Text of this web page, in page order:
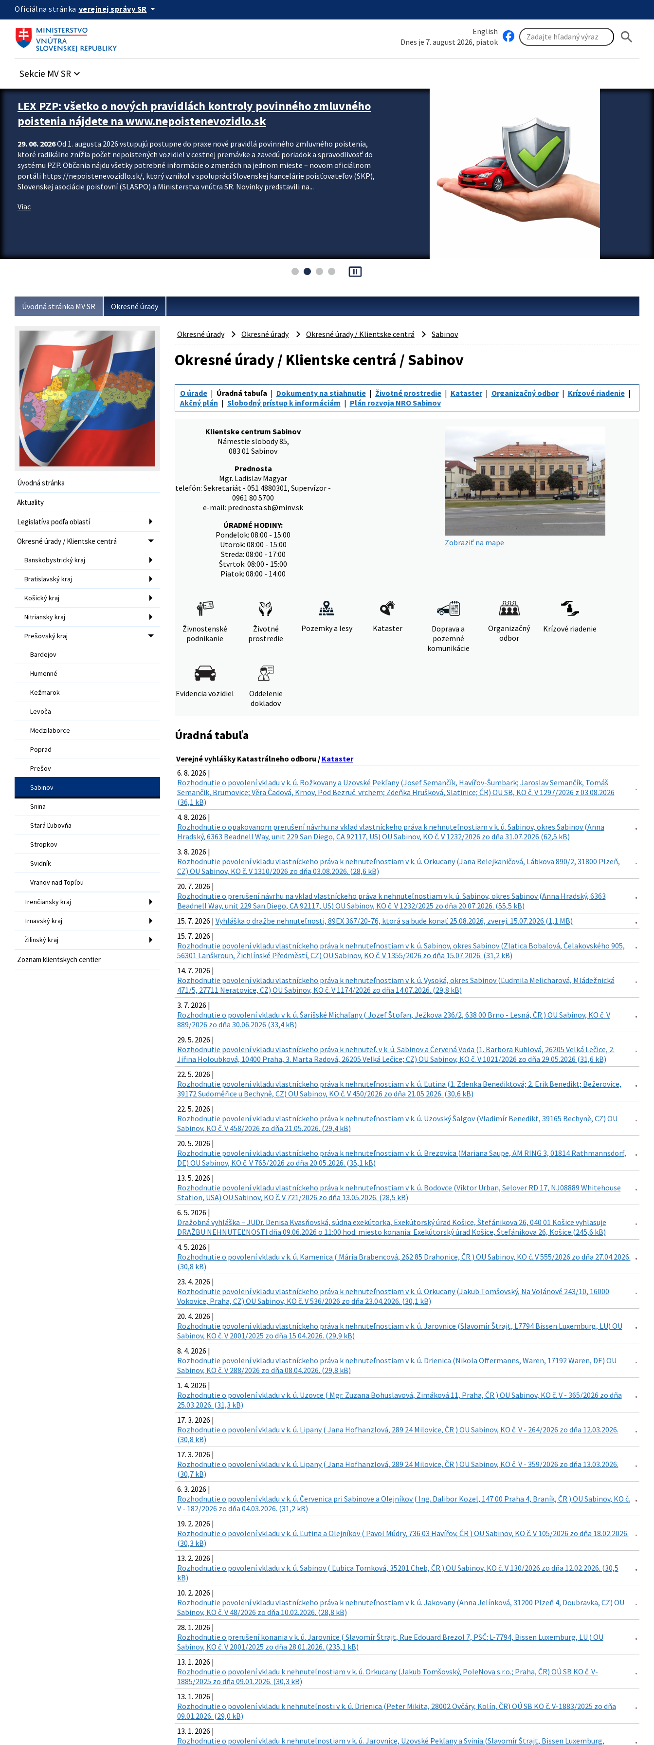
Preskocit na hlavný obsah
Oficiálna stránka verejnej správy SR arrow_drop_down
English
Dnes je 7. august 2026, piatok
search
Sekcie MV SR keyboard_arrow_down
Zastavit automatický posun upútavok
LEX PZP: všetko o nových pravidlách kontroly povinného zmluvného
poistenia nájdete na www.nepoistenevozidlo.sk
29. 06. 2026Od 1. augusta 2026 vstupujú postupne do praxe nové pravidlá povinného zmluvného poistenia,
ktoré radikálne znížia počet nepoistených vozidiel v cestnej premávke a zavedú poriadok a spravodlivosť do
systému PZP. Občania nájdu všetky potrebné informácie o zmenách na jednom mieste – novom oficiálnom
portáli https://nepoistenevozidlo.sk/, ktorý vznikol v spolupráci Slovenskej kancelárie poisťovateľov (SKP),
Slovenskej asociácie poisťovní (SLASPO) a Ministerstva vnútra SR. Novinky predstavili na...
Viac
pause_presentation
Úvodná stránka MV SR Okresné úrady
Úvodná stránka
Aktuality
Legislatíva podľa oblastí
Okresné úrady / Klientske centrá
Banskobystrický kraj
Bratislavský kraj
Košický kraj
Nitriansky kraj
Prešovský kraj
Bardejov
Humenné
Kežmarok
Levoča
Medzilaborce
Poprad
Prešov
Sabinov
Snina
Stará Ľubovňa
Stropkov
Svidník
Vranov nad Topľou
Trenčiansky kraj
Trnavský kraj
Žilinský kraj
Zoznam klientskych centier
Okresné úrady Okresné úrady Okresné úrady / Klientske centrá Sabinov
Okresné úrady / Klientske centrá / Sabinov
O úrade Úradná tabuľa Dokumenty na stiahnutie Životné prostredie Kataster Organizačný odbor
Krízové riadenie
Akčný plán
Slobodný prístup k informáciám Plán rozvoja NRO Sabinov
Klientske centrum Sabinov
Námestie slobody 85,
083 01 Sabinov
Prednosta
Mgr. Ladislav Magyar
telefón: Sekretariát - 051 4880301, Supervízor -
0961 80 5700
e-mail: prednosta.sb@minv.sk
ÚRADNÉ HODINY:
Pondelok: 08:00 - 15:00
Utorok: 08:00 - 15:00
Streda: 08:00 - 17:00
Štvrtok: 08:00 - 15:00
Piatok: 08:00 - 14:00
Zobraziť na mape
Živnostenské
podnikanie
Životné
prostredie
Pozemky a lesy Kataster
Doprava a
pozemné
komunikácie
Organizačný
odbor
Krízové riadenie
Evidencia vozidiel
Oddelenie
dokladov
Úradná tabuľa
Verejné vyhlášky Katastrálneho odboru / Kataster
6. 8. 2026 |
Rozhodnutie o povolení vkladu v k. ú. Rožkovany a Uzovské Pekľany (Josef Semančík, Havířov-Šumbark; Jaroslav Semančík, Tomáš
Semančik, Brumovice; Věra Čadová, Krnov, Pod Bezruč. vrchem; Zdeňka Hrušková, Slatinice; ČR) OU SB, KO č. V 1297/2026 z 03.08.2026
(36,1 kB)
4. 8. 2026 |
Rozhodnutie o opakovanom prerušení návrhu na vklad vlastníckeho práva k nehnuteľnostiam v k. ú. Sabinov, okres Sabinov (Anna
Hradský, 6363 Beadnell Way, unit 229 San Diego, CA 92117, US) OU Sabinov, KO č. V 1232/2026 zo dňa 31.07.2026 (62,5 kB)
3. 8. 2026 |
Rozhodnutie povolení vkladu vlastníckeho práva k nehnuteľnostiam v k. ú. Orkucany (Jana Belejkaničová, Lábkova 890/2, 31800 Plzeň,
CZ) OU Sabinov, KO č. V 1310/2026 zo dňa 03.08.2026. (28,6 kB)
20. 7. 2026 |
Rozhodnutie o prerušení návrhu na vklad vlastníckeho práva k nehnuteľnostiam v k. ú. Sabinov, okres Sabinov (Anna Hradský, 6363
Beadnell Way, unit 229 San Diego, CA 92117, US) OU Sabinov, KO č. V 1232/2025 zo dňa 20.07.2026. (55,5 kB)
15. 7. 2026 | Vyhláška o dražbe nehnuteľnosti, 89EX 367/20-76, ktorá sa bude konať 25.08.2026, zverej. 15.07.2026 (1,1 MB)
15. 7. 2026 |
Rozhodnutie povolení vkladu vlastníckeho práva k nehnuteľnostiam v k. ú. Sabinov, okres Sabinov (Zlatica Bobalová, Čelakovského 905,
56301 Lanškroun, Žichlínské Předměstí, CZ) OU Sabinov, KO č. V 1355/2026 zo dňa 15.07.2026. (31,2 kB)
14. 7. 2026 |
Rozhodnutie povolení vkladu vlastníckeho práva k nehnuteľnostiam v k. ú. Vysoká, okres Sabinov (Ľudmila Melicharová, Mládežnická
471/5, 27711 Neratovice, CZ) OU Sabinov, KO č. V 1174/2026 zo dňa 14.07.2026. (29,8 kB)
3. 7. 2026 |
Rozhodnutie o povolení vkladu v k. ú. Šarišské Michaľany ( Jozef Štofan, Ježkova 236/2, 638 00 Brno - Lesná, ČR ) OU Sabinov, KO č. V
889/2026 zo dňa 30.06.2026 (33,4 kB)
29. 5. 2026 |
Rozhodnutie povolení vkladu vlastníckeho práva k nehnuteľ. v k. ú. Sabinov a Červená Voda (1. Barbora Kublová, 26205 Velká Lečice, 2.
Jiřina Holoubková, 10400 Praha, 3. Marta Radová, 26205 Velká Lečice; CZ) OU Sabinov, KO č. V 1021/2026 zo dňa 29.05.2026 (31,6 kB)
22. 5. 2026 |
Rozhodnutie povolení vkladu vlastníckeho práva k nehnuteľnostiam v k. ú. Ľutina (1. Zdenka Benediktová; 2. Erik Benedikt; Bežerovice,
39172 Sudoměřice u Bechyně, CZ) OU Sabinov, KO č. V 450/2026 zo dňa 21.05.2026. (30,6 kB)
22. 5. 2026 |
Rozhodnutie povolení vkladu vlastníckeho práva k nehnuteľnostiam v k. ú. Uzovský Šalgov (Vladimír Benedikt, 39165 Bechyně, CZ) OU
Sabinov, KO č. V 458/2026 zo dňa 21.05.2026. (29,4 kB)
20. 5. 2026 |
Rozhodnutie povolení vkladu vlastníckeho práva k nehnuteľnostiam v k. ú. Brezovica (Mariana Saupe, AM RING 3, 01814 Rathmannsdorf,
DE) OU Sabinov, KO č. V 765/2026 zo dňa 20.05.2026. (35,1 kB)
13. 5. 2026 |
Rozhodnutie povolení vkladu vlastníckeho práva k nehnuteľnostiam v k. ú. Bodovce (Viktor Urban, Selover RD 17, NJ08889 Whitehouse
Station, USA) OU Sabinov, KO č. V 721/2026 zo dňa 13.05.2026. (28,5 kB)
6. 5. 2026 |
Dražobná vyhláška – JUDr. Denisa Kvasňovská, súdna exekútorka, Exekútorský úrad Košice, Štefánikova 26, 040 01 Košice vyhlasuje
DRAŽBU NEHNUTEĽNOSTI dňa 09.06.2026 o 11:00 hod. miesto konania: Exekútorský úrad Košice, Štefánikova 26, Košice (245,6 kB)
4. 5. 2026 |
Rozhodnutie o povolení vkladu v k. ú. Kamenica ( Mária Brabencová, 262 85 Drahonice, ČR ) OU Sabinov, KO č. V 555/2026 zo dňa 27.04.2026.
(30,8 kB)
23. 4. 2026 |
Rozhodnutie povolení vkladu vlastníckeho práva k nehnuteľnostiam v k. ú. Orkucany (Jakub Tomšovský, Na Volánové 243/10, 16000
Vokovice, Praha, CZ) OU Sabinov, KO č. V 536/2026 zo dňa 23.04.2026. (30,1 kB)
20. 4. 2026 |
Rozhodnutie povolení vkladu vlastníckeho práva k nehnuteľnostiam v k. ú. Jarovnice (Slavomír Štrajt, L7794 Bissen Luxemburg, LU) OU
Sabinov, KO č. V 2001/2025 zo dňa 15.04.2026. (29,9 kB)
8. 4. 2026 |
Rozhodnutie povolení vkladu vlastníckeho práva k nehnuteľnostiam v k. ú. Drienica (Nikola Offermanns, Waren, 17192 Waren, DE) OU
Sabinov, KO č. V 288/2026 zo dňa 08.04.2026. (29,8 kB)
1. 4. 2026 |
Rozhodnutie o povolení vkladu v k. ú. Uzovce ( Mgr. Zuzana Bohuslavová, Zimáková 11, Praha, ČR ) OU Sabinov, KO č. V - 365/2026 zo dňa
25.03.2026. (31,3 kB)
17. 3. 2026 |
Rozhodnutie o povolení vkladu v k. ú. Lipany ( Jana Hofhanzlová, 289 24 Milovice, ČR ) OU Sabinov, KO č. V - 264/2026 zo dňa 12.03.2026.
(30,8 kB)
17. 3. 2026 |
Rozhodnutie o povolení vkladu v k. ú. Lipany ( Jana Hofhanzlová, 289 24 Milovice, ČR ) OU Sabinov, KO č. V - 359/2026 zo dňa 13.03.2026.
(30,7 kB)
6. 3. 2026 |
Rozhodnutie o povolení vkladu v k. ú. Červenica pri Sabinove a Olejníkov ( Ing. Dalibor Kozel, 147 00 Praha 4, Braník, ČR ) OU Sabinov, KO č.
V - 182/2026 zo dňa 04.03.2026. (31,2 kB)
19. 2. 2026 |
Rozhodnutie o povolení vkladu v k. ú. Ľutina a Olejníkov ( Pavol Múdry, 736 03 Havířov, ČR ) OU Sabinov, KO č. V 105/2026 zo dňa 18.02.2026.
(30,3 kB)
13. 2. 2026 |
Rozhodnutie o povolení vkladu v k. ú. Sabinov ( Ľubica Tomková, 35201 Cheb, ČR ) OU Sabinov, KO č. V 130/2026 zo dňa 12.02.2026. (30,5
kB)
10. 2. 2026 |
Rozhodnutie povolení vkladu vlastníckeho práva k nehnuteľnostiam v k. ú. Jakovany (Anna Jelínková, 31200 Plzeň 4, Doubravka, CZ) OU
Sabinov, KO č. V 48/2026 zo dňa 10.02.2026. (28,8 kB)
28. 1. 2026 |
Rozhodnutie o prerušení konania v k. ú. Jarovnice ( Slavomír Štrajt, Rue Edouard Brezol 7, PSČ: L-7794, Bissen Luxemburg, LU ) OU
Sabinov, KO č. V 2001/2025 zo dňa 28.01.2026. (235,1 kB)
13. 1. 2026 |
Rozhodnutie o povolení vkladu k nehnuteľnostiam v k. ú. Orkucany (Jakub Tomšovský, PoleNova s.r.o.; Praha, ČR) OÚ SB KO č. V-
1885/2025 zo dňa 09.01.2026. (30,3 kB)
13. 1. 2026 |
Rozhodnutie o povolení vkladu k nehnuteľnosti v k. ú. Drienica (Peter Mikita, 28002 Ovčáry, Kolín, ČR) OÚ SB KO č. V-1883/2025 zo dňa
09.01.2026. (29,0 kB)
13. 1. 2026 |
Rozhodnutie o povolení vkladu k nehnuteľnostiam v k. ú. Jarovnice, Uzovské Pekľany a Svinia (Slavomír Štrajt, Bissen Luxemburg,